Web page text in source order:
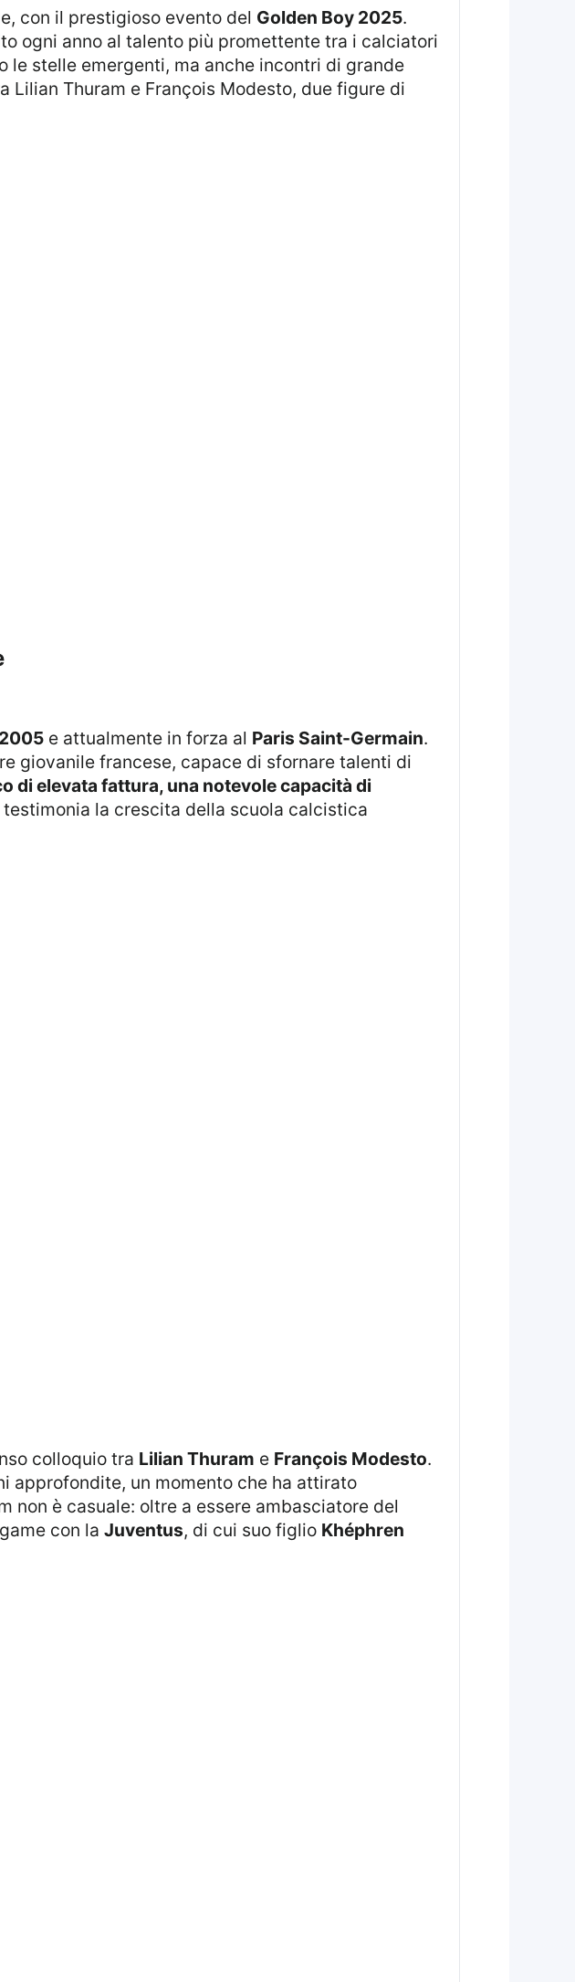
con il prestigioso evento del Golden Boy 2025.
ogni anno al talento più promettente tra i calciatori
le stelle emergenti, ma anche incontri di grande
Thuram e François Modesto, due figure di
2005e attualmente in forza al Paris Saint-Germain.
giovanile francese, capace di sfornare talenti di
di elevata fattura, una notevole capacità di
la crescita della scuola calcistica
colloquio tra Lilian Thuram e François Modesto.
approfondite, un momento che ha attirato
non è casuale: oltre a essere ambasciatore del
con la Juventus, di cui suo figlio Khéphren